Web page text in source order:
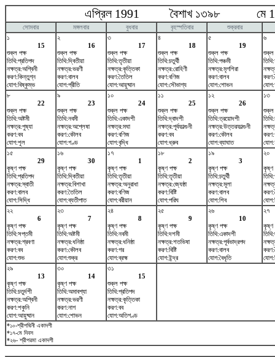
এপ্রিল 1991 বৈশাখ ১৩৯৮ মে
সোমবার মঙ্গলবার বুধবার বৃহস্পতিবার
শুক্রবার
১
15
শুক্ল পক্ষ
তিথি:প্রতিপদ
নক্ষত্র:অশ্বিনী
করণ:কিন্তুগ্ন
যোগ:বিষ্কুম্ভ
২
16
শুক্ল পক্ষ
তিথি:দ্বিতীয়া
নক্ষত্র:ভরণী
করণ:বালব
যোগ:প্রীতি
৩
17
শুক্ল পক্ষ
তিথি:তৃতীয়া
নক্ষত্র:কৃত্তিকা
করণ:তৈতিল
যোগ:আয়ুষ্মান
৪
18
শুক্ল পক্ষ
তিথি:চতুর্থী
নক্ষত্র:রোহিণী
করণ:বণিজ
যোগ:সৌভাগ্য
৫
19
শুক্ল পক্ষ
তিথি:পঞ্চমী
নক্ষত্র:মৃগশিরা
করণ:বালব
যোগ:শোভন
৬
শুক্ল
৮
22
শুক্ল পক্ষ
তিথি:অষ্টমী
নক্ষত্র:পুষ্যা
করণ:বব
যোগ:শূল
৯
23
শুক্ল পক্ষ
তিথি:নবমী
নক্ষত্র:অশ্লেষা
করণ:কৌলব
যোগ:গণ্ড
১০
24
শুক্ল পক্ষ
তিথি:একাদশী
নক্ষত্র:মঘা
করণ:বণিজ
যোগ:বৃদ্ধি
১১
25
শুক্ল পক্ষ
তিথি:দ্বাদশী
নক্ষত্র:পূর্বফাল্গুনী
করণ:বব
যোগ:ধ্রুব
১২
26
শুক্ল পক্ষ
তিথি:ত্রয়োদশী
নক্ষত্র:উত্তরফাল্গুনী
করণ:কৌলব
যোগ:ব্যাঘাত
১৩
শুক্ল
১৫
29
কৃষ্ণ পক্ষ
তিথি:প্রতিপদ
নক্ষত্র:স্বাতী
করণ:বালব
যোগ:সিদ্ধি
১৬
30
কৃষ্ণ পক্ষ
তিথি:দ্বিতীয়া
নক্ষত্র:বিশাখা
করণ:তৈতিল
যোগ:ব্যতীপাত
১৭
1
কৃষ্ণ পক্ষ
তিথি:তৃতীয়া
নক্ষত্র:অনুরাধা
করণ:বণিজ
যোগ:বরীয়ান
১৮
2
কৃষ্ণ পক্ষ
তিথি:তৃতীয়া
নক্ষত্র:জ্যেষ্ঠা
করণ:বিষ্টি
যোগ:পরিঘ
১৯
3
কৃষ্ণ পক্ষ
তিথি:চতুর্থী
নক্ষত্র:মূলা
করণ:বালব
যোগ:শিব
২০
কৃষ্ণ
২২
6
কৃষ্ণ পক্ষ
তিথি:সপ্তমী
নক্ষত্র:শ্রবণা
করণ:বব
যোগ:শুভ
২৩
7
কৃষ্ণ পক্ষ
তিথি:অষ্টমী
নক্ষত্র:ধনিষ্ঠা
করণ:কৌলব
যোগ:শুক্র
২৪
8
কৃষ্ণ পক্ষ
তিথি:নবমী
নক্ষত্র:ধনিষ্ঠা
করণ:গর
যোগ:ব্রহ্ম
২৫
9
কৃষ্ণ পক্ষ
তিথি:দশমী
নক্ষত্র:শতভিষ‌া
করণ:বিষ্টি
যোগ:ইন্দ্র
২৬
10
কৃষ্ণ পক্ষ
তিথি:একাদশী
নক্ষত্র:পূর্বভাদ্রপদ
করণ:বালব
যোগ:বৈধৃতি
২৭
কৃষ্ণ
২৯
13
কৃষ্ণ পক্ষ
তিথি:চতুর্দশী
নক্ষত্র:অশ্বিনী
করণ:শকুনি
যোগ:আয়ুষ্মান
৩০
14
কৃষ্ণ পক্ষ
তিথি:অমাবশ্যা
নক্ষত্র:ভরণী
করণ:নাগ
যোগ:শোভন
৩১
15
শুক্ল পক্ষ
তিথি:প্রতিপদ
নক্ষত্র:কৃত্তিকা
করণ:বব
যোগ:অতিগণ্ড
*১০-শ্রীপদ্মিনী একাদশী
*১৭-মে দিবস
*২৬- শ্রীপরমা একাদশী